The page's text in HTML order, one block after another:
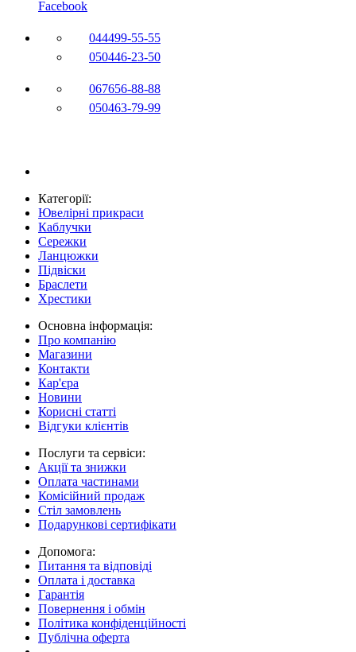
Facebook
044499-55-55
050446-23-50
067656-88-88
050463-79-99
Категорії:
Ювелірні прикраси
Каблучки
Сережки
Ланцюжки
Підвіски
Браслети
Хрестики
Основна інформація:
Про компанію
Магазини
Контакти
Кар'єра
Новини
Корисні статті
Відгуки клієнтів
Послуги та сервіси:
Акції та знижки
Оплата частинами
Комісійний продаж
Стіл замовлень
Подарункові сертифікати
Допомога:
Питання та відповіді
Оплата і доставка
Гарантія
Повернення і обмін
Політика конфіденційності
Публічна оферта